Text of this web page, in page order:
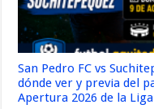
San Pedro FC vs
dónde ver y previa del
Apertura 2026 de la